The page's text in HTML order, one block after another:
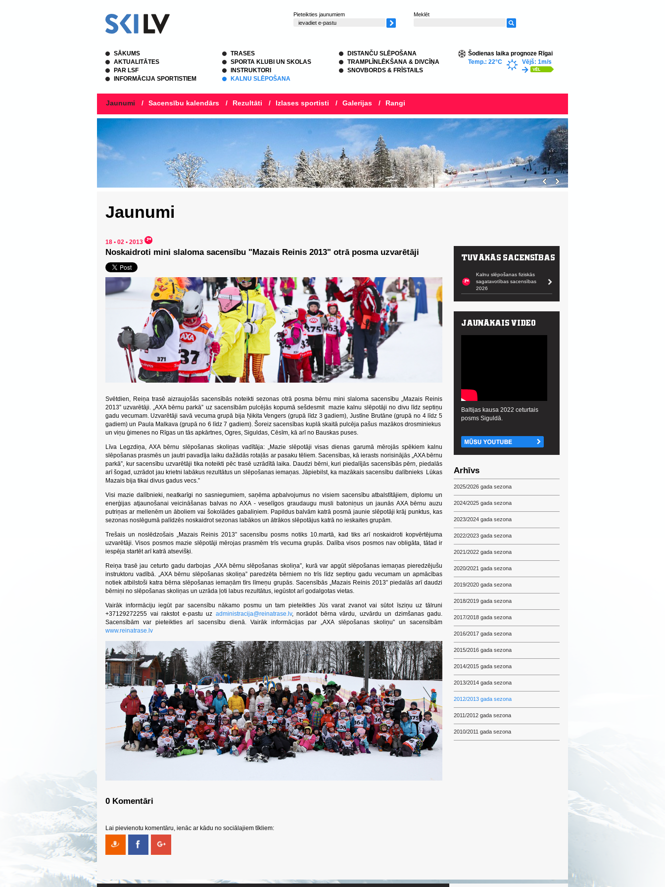
Pieteikties jaunumiem Meklēt
SĀKUMS
AKTUALITĀTES
PAR LSF
INFORMĀCIJA SPORTISTIEM
TRASES
SPORTA KLUBI UN SKOLAS
INSTRUKTORI
KALNU SLĒPOŠANA
DISTANČU SLĒPOŠANA
TRAMPLĪNLĒKŠANA & DIVCĪŅA
SNOVBORDS & FRĪSTAILS
Šodienas laika prognoze Rīgai
Temp.: 22°C
Vējš: 1m/s
Jaunumi / Sacensību kalendārs / Rezultāti / Izlases sportisti / Galerijas / Rangi
Jaunumi
18 • 02 • 2013
Noskaidroti mini slaloma sacensību "Mazais Reinis 2013" otrā posma uzvarētāji
Svētdien, Reiņa trasē aizraujošās sacensībās noteikti sezonas otrā posma bērnu mini slaloma sacensību „Mazais Reinis
2013” uzvarētāji. „AXA bērnu parkā” uz sacensībām pulcējās kopumā sešdesmit mazie kalnu slēpotāji no divu līdz septiņu
gadu vecumam. Uzvarētāji savā vecuma grupā bija Ņikita Vengers (grupā līdz 3 gadiem), Justīne Brutāne (grupā no 4 līdz 5
gadiem) un Paula Malkava (grupā no 6 līdz 7 gadiem). Šoreiz sacensības kuplā skaitā pulcēja pašus mazākos drosminiekus
un viņu ģimenes no Rīgas un tās apkārtnes, Ogres, Siguldas, Cēsīm, kā arī no Bauskas puses.
Līva Legzdiņa, AXA bērnu slēpošanas skoliņas vadītāja: „Mazie slēpotāji visas dienas garumā mērojās spēkiem kalnu
slēpošanas prasmēs un jautri pavadīja laiku dažādās rotaļās ar pasaku tēliem. Sacensības, kā ierasts norisinājās „AXA bērnu
parkā”, kur sacensību uzvarētāji tika noteikti pēc trasē uzrādītā laika. Daudzi bērni, kuri piedalījās sacensībās pērn, piedalās
arī šogad, uzrādot jau krietni labākus rezultātus un slēpošanas iemaņas. Jāpiebilst, ka mazākais sacensību dalībnieks Lūkas
Mazais bija tikai divus gadus vecs.”
Visi mazie dalībnieki, neatkarīgi no sasniegumiem, saņēma apbalvojumus no visiem sacensību atbalstītājiem, diplomu un
enerģijas atjaunošanai veicināšanas balvas no AXA - veselīgos graudaugu musli batoniņus un jaunās AXA bērnu auzu
putriņas ar mellenēm un āboliem vai šokolādes gabaliņiem. Papildus balvām katrā posmā jaunie slēpotāji krāj punktus, kas
sezonas noslēgumā palīdzēs noskaidrot sezonas labākos un ātrākos slēpotājus katrā no ieskaites grupām.
Trešais un noslēdzošais „Mazais Reinis 2013” sacensību posms notiks 10.martā, kad tiks arī noskaidroti kopvērtējuma
uzvarētāji. Visos posmos mazie slēpotāji mērojas prasmēm trīs vecuma grupās. Dalība visos posmos nav obligāta, tātad ir
iespēja startēt arī katrā atsevišķi.
Reiņa trasē jau ceturto gadu darbojas „AXA bērnu slēpošanas skoliņa”, kurā var apgūt slēpošanas iemaņas pieredzējušu
instruktoru vadībā. „AXA bērnu slēpošanas skoliņa” paredzēta bērniem no trīs līdz septiņu gadu vecumam un apmācības
notiek atbilstoši katra bērna slēpošanas iemaņām tīrs līmeņu grupās. Sacensībās „Mazais Reinis 2013” piedalās arī daudzi
bērniņi no slēpošanas skoliņas un uzrāda ļoti labus rezultātus, iegūstot arī godalgotas vietas.
Vairāk informāciju iegūt par sacensību nākamo posmu un tam pieteikties Jūs varat zvanot vai sūtot īsziņu uz tālruni
+37129272255 vai rakstot e-pastu uz administracija@reinatrase.lv, norādot bērna vārdu, uzvārdu un dzimšanas gadu.
Sacensībām var pieteikties arī sacensību dienā. Vairāk informācijas par „AXA slēpošanas skoliņu” un sacensībām
www.reinatrase.lv
0 Komentāri
Lai pievienotu komentāru, ienāc ar kādu no sociālajiem tīkliem:
Kalnu slēpošanas fiziskās
sagatavotības sacensības
2026
Baltijas kausa 2022 ceturtais
posms Siguldā.
Arhīvs
2025/2026 gada sezona
2024/2025 gada sezona
2023/2024 gada sezona
2022/2023 gada sezona
2021/2022 gada sezona
2020/2021 gada sezona
2019/2020 gada sezona
2018/2019 gada sezona
2017/2018 gada sezona
2016/2017 gada sezona
2015/2016 gada sezona
2014/2015 gada sezona
2013/2014 gada sezona
2012/2013 gada sezona
2011/2012 gada sezona
2010/2011 gada sezona